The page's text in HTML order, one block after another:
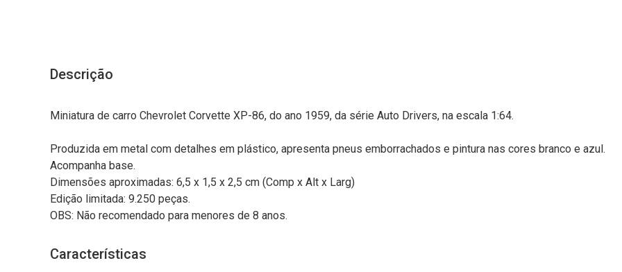
Descrição
Miniatura de carro Chevrolet Corvette XP-86, do ano 1959, da série Auto Drivers, na escala 1:64.
Produzida em metal com detalhes em plástico, apresenta pneus emborrachados e pintura nas cores branco e azul.
Acompanha base.
Dimensões aproximadas: 6,5 x 1,5 x 2,5 cm (Comp x Alt x Larg)
Edição limitada: 9.250 peças.
OBS: Não recomendado para menores de 8 anos.
Características